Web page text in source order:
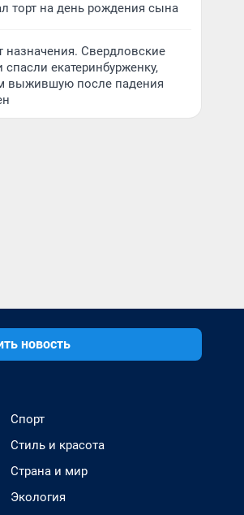
торт на день рождения сына
назначения. Свердловские
спасли екатеринбурженку,
выжившую после падения
новость
Спорт
Стиль и красота
Страна и мир
Экология